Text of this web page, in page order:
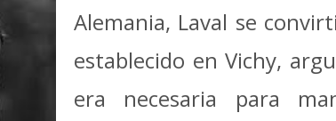
Alemania, Laval se
establecido en Vichy,
era necesaria para